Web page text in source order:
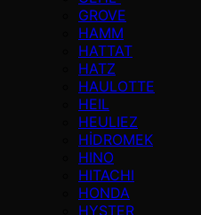
GROVE
HAMM
HATTAT
HATZ
HAULOTTE
HEIL
HEULIEZ
HİDROMEK
HINO
HITACHI
HONDA
HYSTER